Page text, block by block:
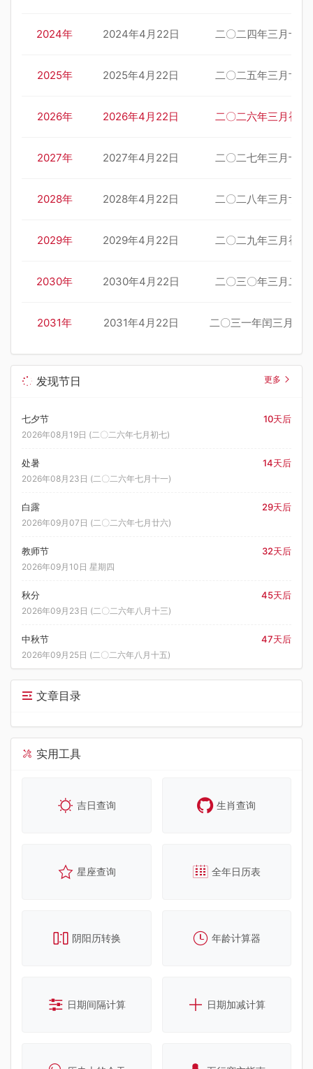
2024年 2024年4月22日 二〇二四年三月十四
2025年 2025年4月22日 二〇二五年三月廿五
2026年 2026年4月22日 二〇二六年三月初六
2027年 2027年4月22日 二〇二七年三月十六
2028年 2028年4月22日 二〇二八年三月廿八
2029年 2029年4月22日 二〇二九年三月初九
2030年 2030年4月22日 二〇三〇年三月二十
2031年 2031年4月22日 二〇三一年闰三月初
发现节日 更多
七夕节 10天后
2026年08月19日 (二〇二六年七月初七)
处暑 14天后
2026年08月23日 (二〇二六年七月十一)
白露 29天后
2026年09月07日 (二〇二六年七月廿六)
教师节 32天后
2026年09月10日 星期四
秋分 45天后
2026年09月23日 (二〇二六年八月十三)
中秋节 47天后
2026年09月25日 (二〇二六年八月十五)
文章目录
实用工具
吉日查询 生肖查询
星座查询 全年日历表
阴阳历转换 年龄计算器
日期间隔计算 日期加减计算